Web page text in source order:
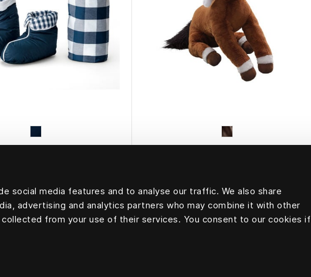
social media features and to analyse our traffic. We also share
advertising and analytics partners who may combine it with other
from your use of their services. You consent to our cookies if